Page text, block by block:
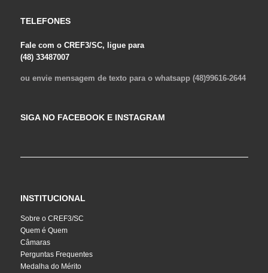
TELEFONES
Fale com o CREF3/SC, ligue para
(48) 33487007
ou envie mensagem de texto para o whatsapp (48)99616-2644
SIGA NO FACEBOOK E INSTAGRAM
INSTITUCIONAL
Sobre o CREF3/SC
Quem é Quem
Câmaras
Perguntas Frequentes
Medalha do Mérito